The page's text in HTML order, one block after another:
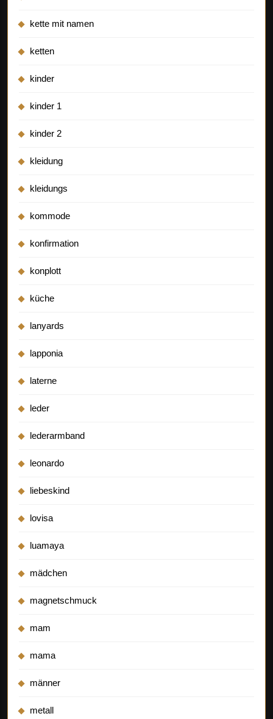
kette mit namen
ketten
kinder
kinder 1
kinder 2
kleidung
kleidungs
kommode
konfirmation
konplott
küche
lanyards
lapponia
laterne
leder
lederarmband
leonardo
liebeskind
lovisa
luamaya
mädchen
magnetschmuck
mam
mama
männer
metall